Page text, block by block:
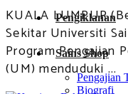
Pengiklanan
Sains Shop
Pengajian
Biografi
KUALA LUMPUR
Sekitar Universiti
Program Pengajian
(UM) menduduki ...